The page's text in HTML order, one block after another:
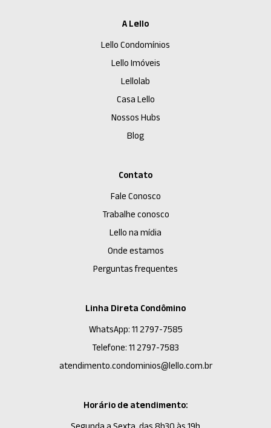
A Lello
Lello Condomínios
Lello Imóveis
Lellolab
Casa Lello
Nossos Hubs
Blog
Contato
Fale Conosco
Trabalhe conosco
Lello na mídia
Onde estamos
Perguntas frequentes
Linha Direta Condômino
WhatsApp: 11 2797-7585
Telefone: 11 2797-7583
atendimento.condominios@lello.com.br
Horário de atendimento:
Segunda a Sexta, das 8h30 às 19h